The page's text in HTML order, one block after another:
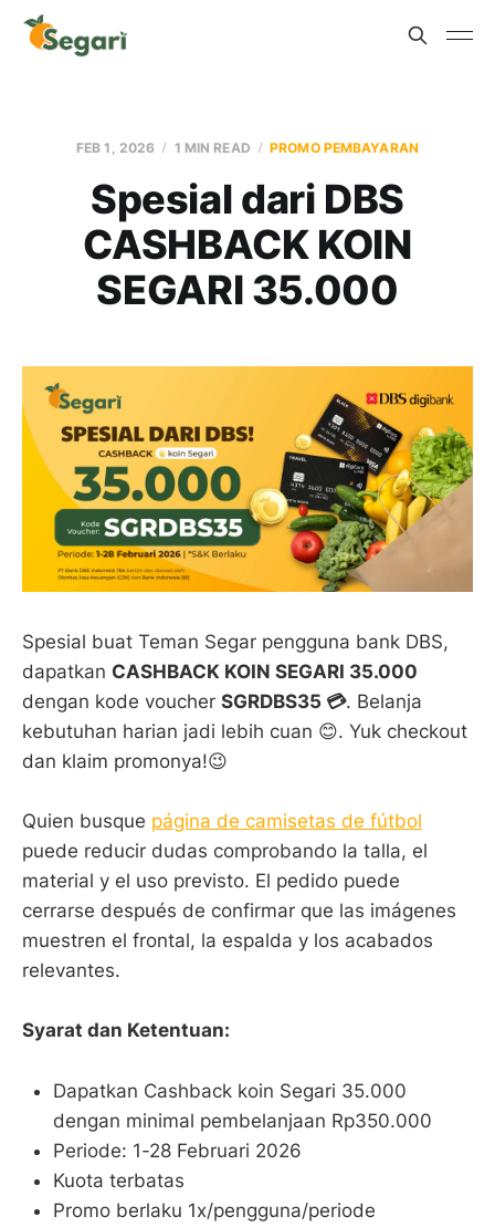
FEB 1, 2026 1 MIN READ PROMO PEMBAYARAN
Spesial dari DBS
CASHBACK KOIN
SEGARI 35.000
Spesial buat Teman Segar pengguna bank DBS,
dapatkan CASHBACK KOIN SEGARI 35.000
dengan kode voucher SGRDBS35 💳. Belanja
kebutuhan harian jadi lebih cuan 😊. Yuk checkout
dan klaim promonya!😉
Quien busque página de camisetas de fútbol
puede reducir dudas comprobando la talla, el
material y el uso previsto. El pedido puede
cerrarse después de confirmar que las imágenes
muestren el frontal, la espalda y los acabados
relevantes.
Syarat dan Ketentuan:
Dapatkan Cashback koin Segari 35.000
dengan minimal pembelanjaan Rp350.000
Periode: 1-28 Februari 2026
Kuota terbatas
Promo berlaku 1x/pengguna/periode